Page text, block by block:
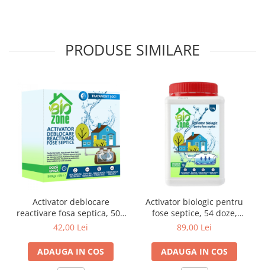
PRODUSE SIMILARE
Activator deblocare
reactivare fosa septica, 500
g
42,00 Lei
ADAUGA IN COS
Activator biologic pentru
fose septice, 54 doze,
tratament 12 luni
89,00 Lei
ADAUGA IN COS